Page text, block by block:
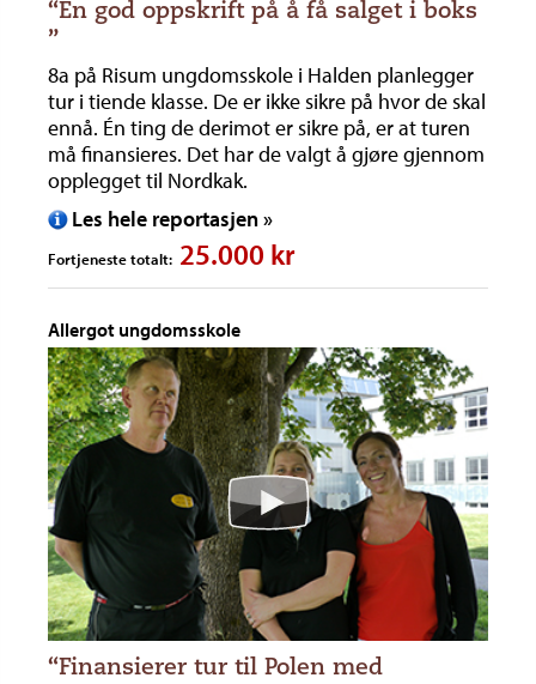
“En god oppskrift på å få salget i boks
”
8a på Risum ungdomsskole i Halden planlegger
tur i tiende klasse. De er ikke sikre på hvor de skal
ennå. Én ting de derimot er sikre på, er at turen
må finansieres. Det har de valgt å gjøre gjennom
opplegget til Nordkak.
Les hele reportasjen »
Fortjeneste totalt: 25.000 kr
Allergot ungdomsskole
“Finansierer tur til Polen med